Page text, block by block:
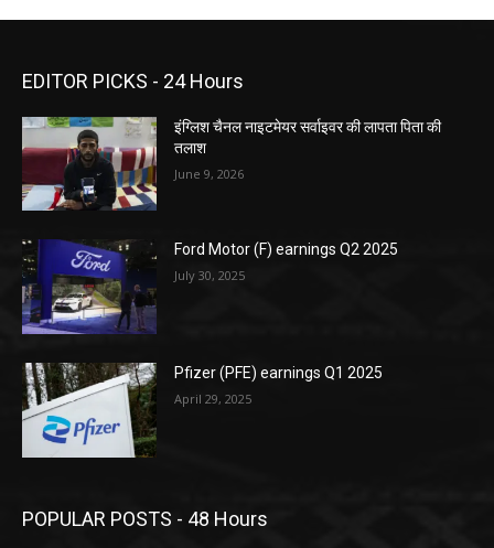
EDITOR PICKS - 24 Hours
इंग्लिश चैनल नाइटमेयर सर्वाइवर की लापता पिता की
तलाश
June 9, 2026
Ford Motor (F) earnings Q2 2025
July 30, 2025
Pfizer (PFE) earnings Q1 2025
April 29, 2025
POPULAR POSTS - 48 Hours